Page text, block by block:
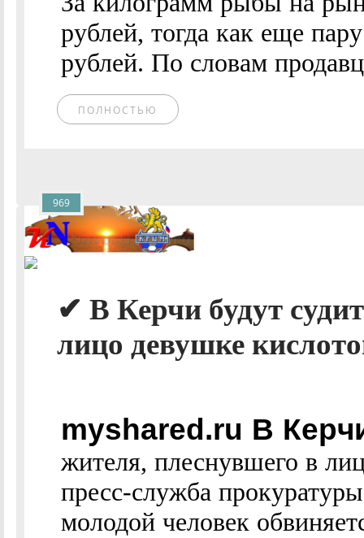
рублей, тогда как еще
рублей. По словам
ПОЛНОСТЬЮ
✔ В Керчи будут
лицо девушке
myshared.ru В
жителя, плеснувшего в
пресс-служба
молодой человек
969